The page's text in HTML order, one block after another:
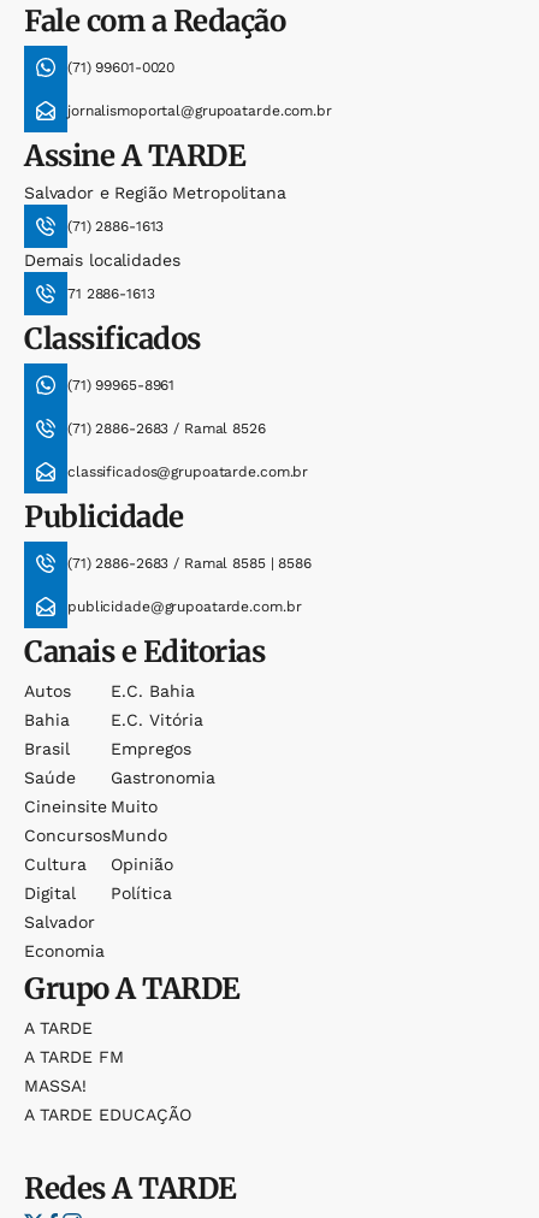
Fale com a Redação
(71) 99601-0020
jornalismoportal@grupoatarde.com.br
AssineA TARDE
Salvador e Região Metropolitana
(71) 2886-1613
Demais localidades
71 2886-1613
Classificados
(71) 99965-8961
(71) 2886-2683 / Ramal 8526
classificados@grupoatarde.com.br
Publicidade
(71) 2886-2683 / Ramal 8585 | 8586
publicidade@grupoatarde.com.br
Canais e Editorias
Autos
Bahia
Brasil
Saúde
Cineinsite
Concursos
Cultura
Digital
Salvador
Economia
E.c. Bahia
E.c. Vitória
Empregos
Gastronomia
Muito
Mundo
Opinião
Política
GrupoA TARDE
A TARDE
A TARDE FM
MASSA!
A TARDE EDUCAÇÃO
RedesA TARDE